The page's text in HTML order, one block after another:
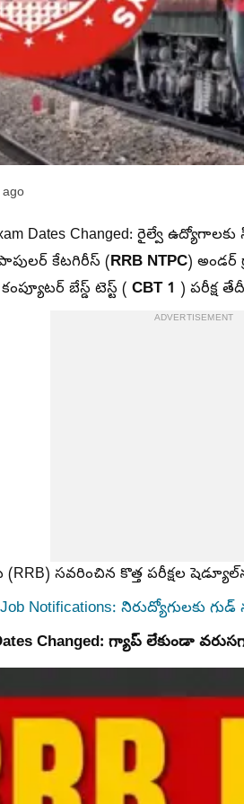
Dates Changed: రైల్వే
కేటగిరీస్‌ (RRB NTPC) అండర్
బేస్డ్ టెస్ట్ ( CBT 1 ) పరీక్ష
ADVERTISEMENT
(RRB) సవరించిన కొత్త పరీక్షల
Notifications: నిరుద్యోగులకు
Changed: గ్యాప్ లేకుండా